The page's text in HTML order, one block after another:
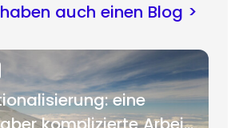
auch einen Blog >
eine